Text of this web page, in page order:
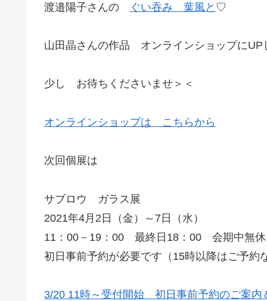
渡邉陽子さんの ぐい吞み 葉風と ♡
山田晶さんの作品 オンラインショップにUP
少し お待ちくださいませ＞＜
オンラインショップは こちらから
次回個展は
サブロウ ガラス展
2021年4月2日（金）～7日（水）
11：00－19：00 最終日18：00 会期中無休
初日事前予約が必要です（15時以降はご予約
3/20 11時～受付開始 初日事前予約のご案内